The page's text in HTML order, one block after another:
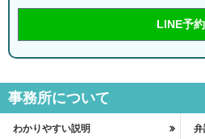
LINE予約
事務所について
わかりやすい説明